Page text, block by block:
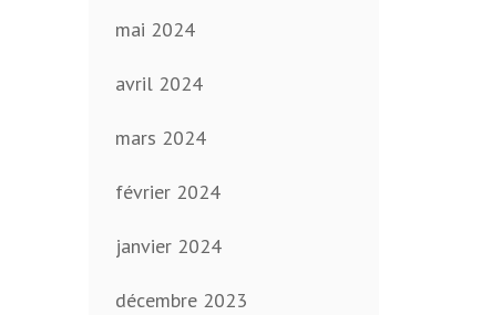
mai 2024
avril 2024
mars 2024
février 2024
janvier 2024
décembre 2023